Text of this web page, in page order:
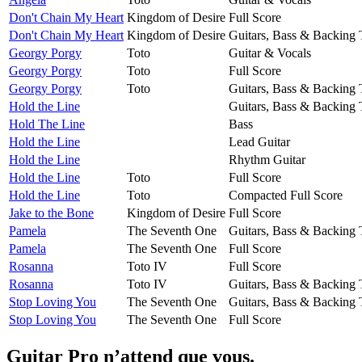
Don't Chain My Heart Kingdom of Desire Full Score
Don't Chain My Heart Kingdom of Desire Guitars, Bass & Backing
Georgy Porgy
Toto
Guitar & Vocals
Georgy Porgy
Toto
Full Score
Georgy Porgy
Toto
Guitars, Bass & Backing
Hold the Line
Guitars, Bass & Backing
Hold The Line
Bass
Hold the Line
Lead Guitar
Hold the Line
Rhythm Guitar
Hold the Line
Toto
Full Score
Hold the Line
Toto
Compacted Full Score
Jake to the Bone
Kingdom of Desire Full Score
Pamela
The Seventh One
Guitars, Bass & Backing
Pamela
The Seventh One
Full Score
Rosanna
Toto IV
Full Score
Rosanna
Toto IV
Guitars, Bass & Backing
Stop Loving You
The Seventh One
Guitars, Bass & Backing
Stop Loving You
The Seventh One Full Score
Guitar Pro n’attend que vous.